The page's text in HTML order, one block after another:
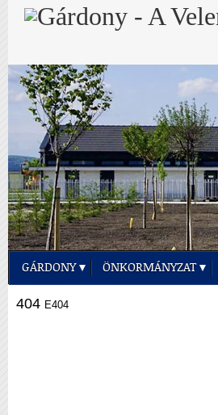
GÁRDONY ÖNKORMÁNYZAT
404 E404